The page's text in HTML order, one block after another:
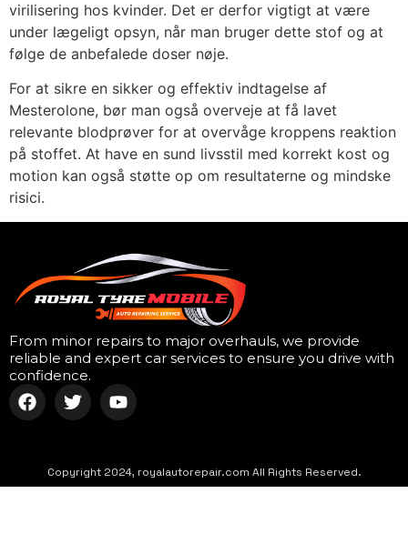
virilisering hos kvinder. Det er derfor vigtigt at være
under lægeligt opsyn, når man bruger dette stof og at
følge de anbefalede doser nøje.
For at sikre en sikker og effektiv indtagelse af
Mesterolone, bør man også overveje at få lavet
relevante blodprøver for at overvåge kroppens reaktion
på stoffet. At have en sund livsstil med korrekt kost og
motion kan også støtte op om resultaterne og mindske
risici.
From minor repairs to major overhauls, we provide
reliable and expert car services to ensure you drive with
confidence.
Copyright 2024, royalautorepair.com All Rights Reserved.